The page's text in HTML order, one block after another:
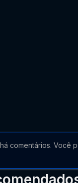
comentários. Você